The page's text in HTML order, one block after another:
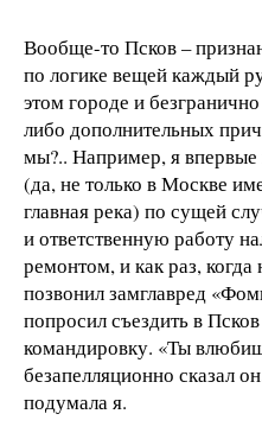
Вообще-то Псков –
по логике вещей каждый
этом городе и
либо дополнительных
мы?.. Например, я впервые
(да, не только в Москве
главная река) по сущей
и ответственную работу
ремонтом, и как раз,
позвонил замглавред
попросил съездить в
командировку. «Ты
безапелляционно сказал
подумала я.